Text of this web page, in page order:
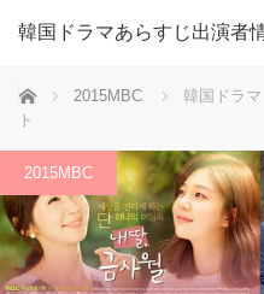
韓国ドラマあらすじ出演者
ホーム 2015MBC
韓国ドラ
ト
2015MBC